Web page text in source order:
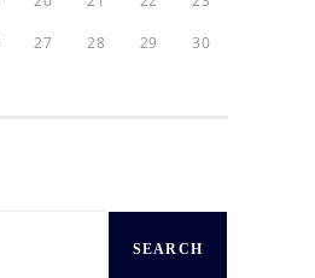
27 28 29 30
SEARCH